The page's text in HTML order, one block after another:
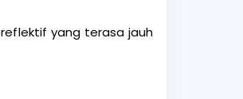
yang terasa jauh